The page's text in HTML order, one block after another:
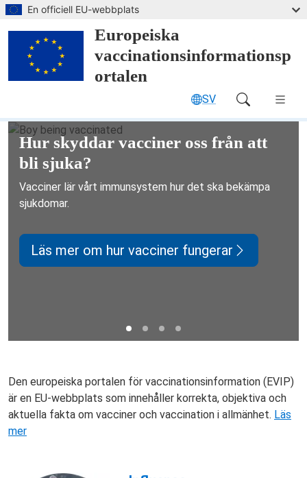
En officiell EU-webbplats
Europeiska
vaccinationsinformationsp
ortalen
SV
Main Navigation (desktop)
Europeiska
Hur skyddar vacciner oss från att
bli sjuka?
Vacciner lär vårt immunsystem hur det ska bekämpa
sjukdomar.
Läs mer om hur vacciner fungerar
Den europeiska portalen för vaccinationsinformation (EVIP)
är en EU-webbplats som innehåller korrekta, objektiva och
aktuella fakta om vacciner och vaccination i allmänhet. Läs
mer